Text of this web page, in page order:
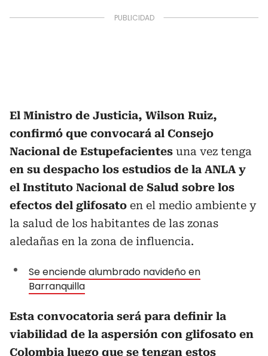
El Ministro de Justicia, Wilson Ruiz,
confirmó que convocará al Consejo
Nacional de Estupefacientes una vez tenga
en su despacho los estudios de la ANLA y
el Instituto Nacional de Salud sobre los
efectos del glifosato en el medio ambiente y
la salud de los habitantes de las zonas
aledañas en la zona de influencia.
Se enciende alumbrado navideño en
Barranquilla
Esta convocatoria será para definir la
viabilidad de la aspersión con glifosato en
Colombia luego que se tengan estos